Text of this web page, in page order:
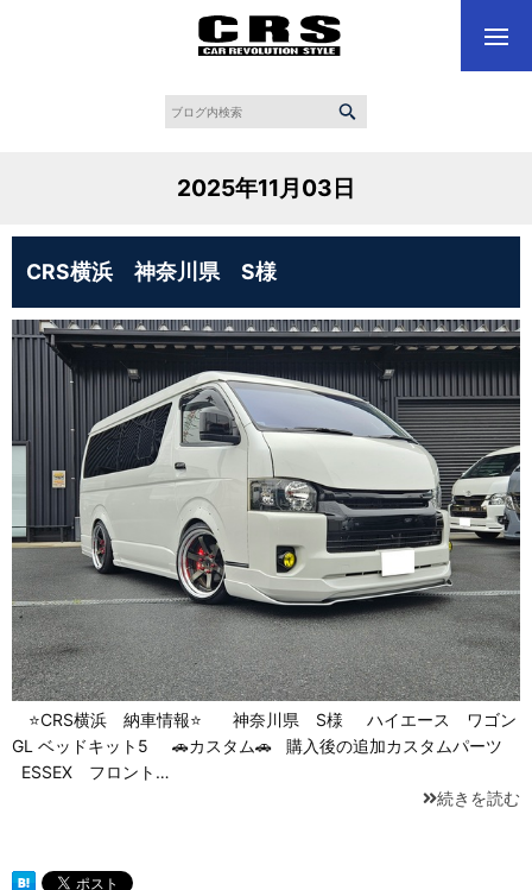
2025年11月03日
CRS横浜 神奈川県 S様
⭐CRS横浜 納車情報⭐ 神奈川県 S様 ハイエース ワゴン
GL ベッドキット5 🚗カスタム🚗 購入後の追加カスタムパーツ
ESSEX フロント…
続きを読む